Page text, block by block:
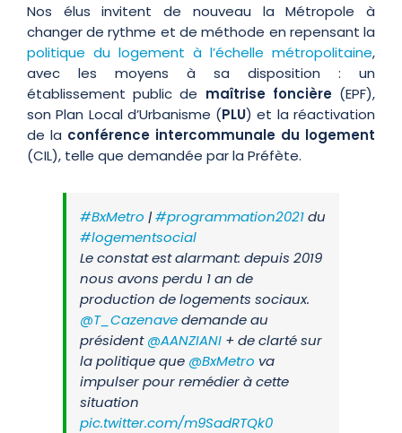
Nos élus invitent de nouveau la Métropole à
changer de rythme et de méthode en repensant la
politique du logement à l’échelle métropolitaine,
avec les moyens à sa disposition : un
établissement public de maîtrise foncière(EPF),
son Plan Local d’Urbanisme (PLU) et la réactivation
de la conférence intercommunale du logement
(CIL), telle que demandée par la Préfète.
#BxMetro |#programmation2021du
#logementsocial
Le constat est alarmant: depuis 2019
nous avons perdu 1 an de
production de logements sociaux.
@T_Cazenavedemande au
président@AANZIANI+ de clarté sur
la politique que @BxMetro va
impulser pour remédier à cette
situation
pic.twitter.com/m9SadRTQk0